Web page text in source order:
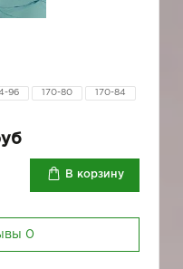
96 170-80 170-84
В корзину
0